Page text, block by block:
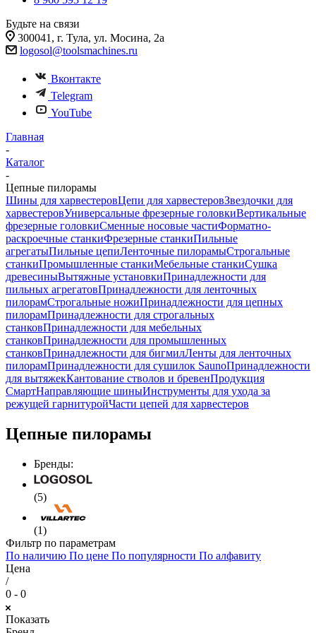
Будьте на связи
300041, г. Тула, ул. Мосина, 2а
logosol@toolsmachines.ru
Вконтакте
Telegram
YouTube
Главная
-
Каталог
-
Цепные пилорамы
Шины для харвестеровЦепи для харвестеровЗвездочки для
харвестеровУниверсальные фрезерные головкиВертикальные
фрезерные головкиСменные носовые частиФорматно-
раскроечные станкиФрезерные станкиПильные
агрегатыПильные цепиЛенточные пилорамыСтрогальные
станкиПромышленные станкиМебельные станкиСушка
древесиныВытяжные установкиПринадлежности для
пильных агрегатовПринадлежности для ленточных
пилорамСтрогальные ножиПринадлежности для цепных
пилорамПринадлежности для строгальных
станковПринадлежности для мебельных
станковПринадлежности для промышленных
станковПринадлежности для бигмилЛенты для ленточных
пилорамПринадлежности для сушилок SaunoПринадлежности
для вытяжекКантование стволов и бревенПродукция
СмартНаправляющие шиныИнструменты для ухода за
режущей гарнитуройЧасти цепей для харвестеров
Цепные пилорамы
Бренды:
(5)
(1)
Фильтр по параметрам
По наличию По цене По популярности По алфавиту
Цена
/
0 - 0
Показать